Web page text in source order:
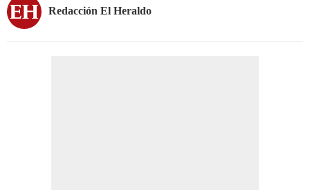
Redacción El Heraldo